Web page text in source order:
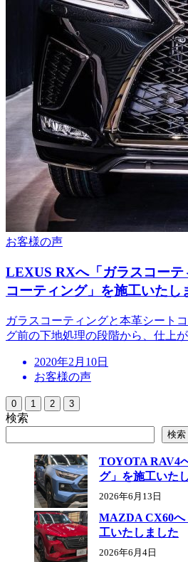
お客様の声
LEXUS RXへ「ガラスコーテ
コーティング」を施工いた
ガラスコーティングと本革シート
グ前の下地処理の段階から、仕上
投
稿
2020年2月10日
お客様の声
0 1 2 3
検索
検索
TOYOTA RAV4
グ」を施工いた
2026年6月13日
MAZDA CX60へ
工いたしました
2026年6月4日